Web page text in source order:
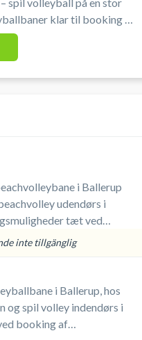
klar til booking -
DGI Byen
V, byder udover leje
i Ballerup
udendørs i
tæt ved
bolde.
inte tillgänglig
i Ballerup, hos
og spil volley indendørs i